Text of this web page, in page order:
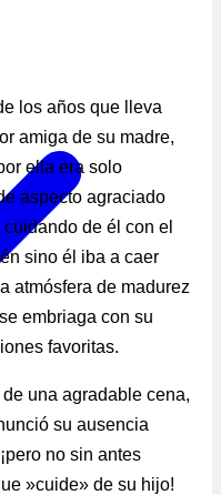
los años que lleva
amiga de su madre,
ella era solo
aspecto agraciado
de él con el
sino él iba a caer
atmósfera de madurez
embriaga con su
favoritas.
una agradable cena,
su ausencia
no sin antes
»cuide» de su hijo!